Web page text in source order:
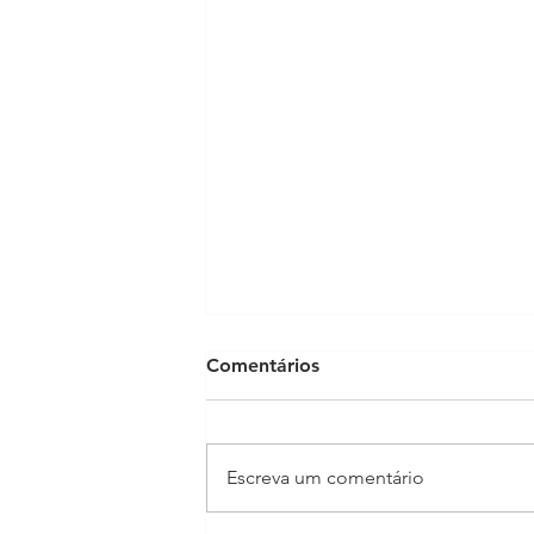
Comentários
Escreva um comentário